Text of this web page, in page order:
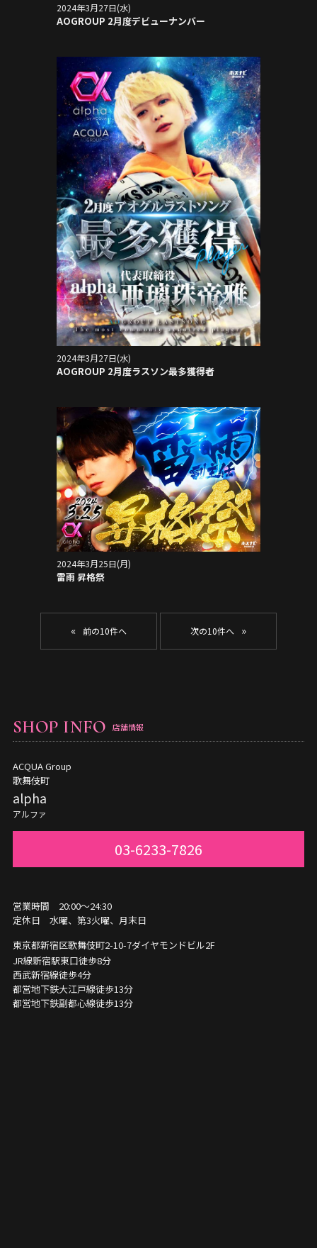
2024年3月27日(水)
AOGROUP 2月度デビューナンバー
2024年3月27日(水)
AOGROUP 2月度ラスソン最多獲得者
2024年3月25日(月)
雷雨 昇格祭
« »
SHOP INFO 店舗情報
ACQUA Group
歌舞伎町
alpha
アルファ
03-6233-7826
営業時間 20:00～24:30
定休日 水曜、第3火曜、月末日
東京都新宿区歌舞伎町2-10-7ダイヤモンドビル2F
JR線新宿駅東口徒歩8分
西武新宿線徒歩4分
都営地下鉄大江戸線徒歩13分
都営地下鉄副都心線徒歩13分